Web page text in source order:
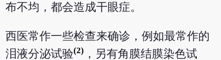
布不均，都会造成干眼症。
西医常作一些检查来确诊，例如最常作的
泪液分泌试验(2) ，另有角膜结膜染色试